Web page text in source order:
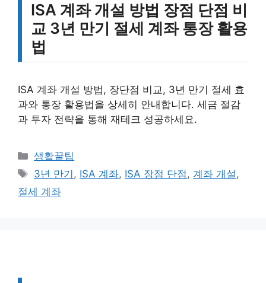
ISA 계좌 개설 방법 장점 단점 비
교 3년 만기 절세 계좌 통장 활용
법
ISA 계좌 개설 방법, 장단점 비교, 3년 만기 절세 효
과와 통장 활용법을 상세히 안내합니다. 세금 절감
과 투자 전략을 통해 재테크 성공하세요.
카
테
리
생활꿀팁
태
그
3년 만기 , ISA 계좌, ISA 장점 단점, 계좌 개설 ,
절세 계좌